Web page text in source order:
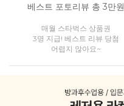
베스트 포토리뷰 총 3만원
매월 스타벅스 상품권
3명 지급! 베스트 리뷰 당첨
어렵지 않아요~